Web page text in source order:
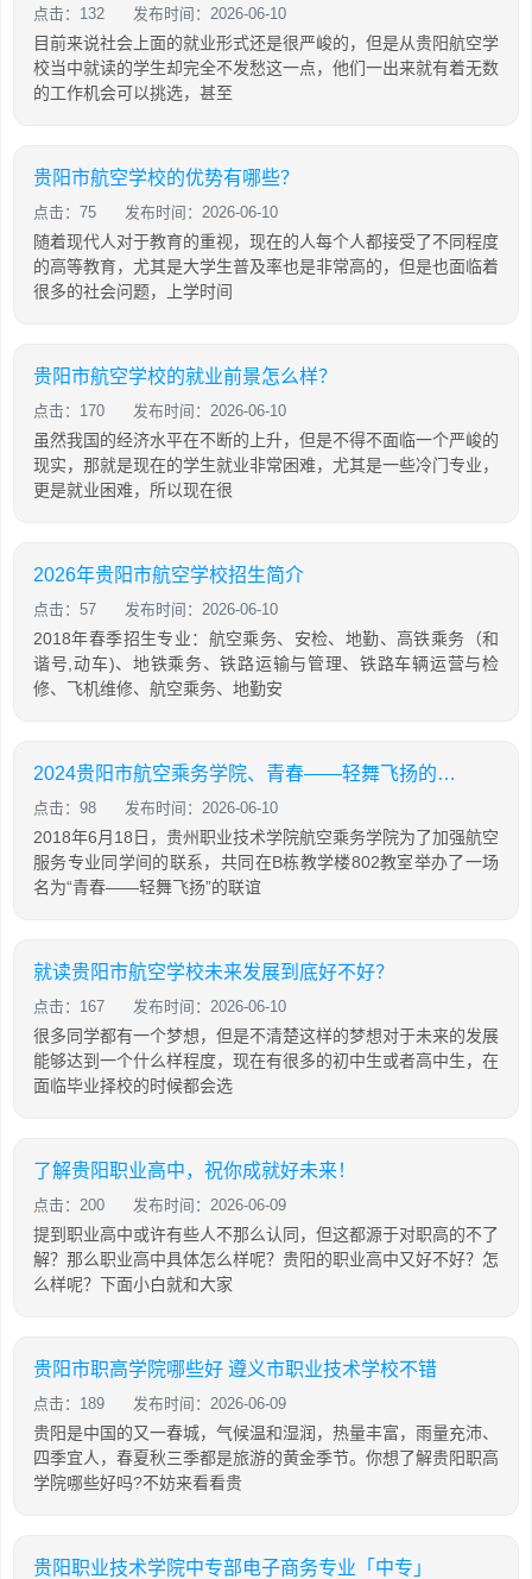
点击：132 发布时间：2026-06-10
目前来说社会上面的就业形式还是很严峻的，但是从贵阳航空学
校当中就读的学生却完全不发愁这一点，他们一出来就有着无数
的工作机会可以挑选，甚至
贵阳市航空学校的优势有哪些？
点击：75 发布时间：2026-06-10
随着现代人对于教育的重视，现在的人每个人都接受了不同程度
的高等教育，尤其是大学生普及率也是非常高的，但是也面临着
很多的社会问题，上学时间
贵阳市航空学校的就业前景怎么样？
点击：170 发布时间：2026-06-10
虽然我国的经济水平在不断的上升，但是不得不面临一个严峻的
现实，那就是现在的学生就业非常困难，尤其是一些冷门专业，
更是就业困难，所以现在很
2026年贵阳市航空学校招生简介
点击：57 发布时间：2026-06-10
2018年春季招生专业：航空乘务、安检、地勤、高铁乘务（和
谐号,动车)、地铁乘务、铁路运输与管理、铁路车辆运营与检
修、飞机维修、航空乘务、地勤安
2024贵阳市航空乘务学院、青春——轻舞飞扬的联谊
点击：98 发布时间：2026-06-10
2018年6月18日，贵州职业技术学院航空乘务学院为了加强航空
服务专业同学间的联系，共同在B栋教学楼802教室举办了一场
名为“青春——轻舞飞扬”的联谊
就读贵阳市航空学校未来发展到底好不好？
点击：167 发布时间：2026-06-10
很多同学都有一个梦想，但是不清楚这样的梦想对于未来的发展
能够达到一个什么样程度，现在有很多的初中生或者高中生，在
面临毕业择校的时候都会选
了解贵阳职业高中，祝你成就好未来！
点击：200 发布时间：2026-06-09
提到职业高中或许有些人不那么认同，但这都源于对职高的不了
解？那么职业高中具体怎么样呢？贵阳的职业高中又好不好？怎
么样呢？下面小白就和大家
贵阳市职高学院哪些好 遵义市职业技术学校不错
点击：189 发布时间：2026-06-09
贵阳是中国的又一春城，气候温和湿润，热量丰富，雨量充沛、
四季宜人，春夏秋三季都是旅游的黄金季节。你想了解贵阳职高
学院哪些好吗?不妨来看看贵
贵阳职业技术学院中专部电子商务专业「中专」